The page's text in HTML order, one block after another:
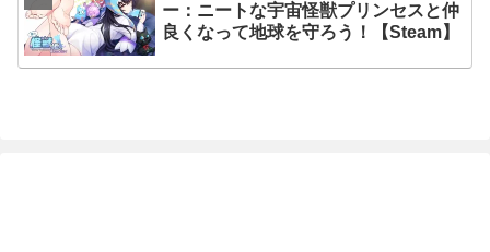
ー：ニートな宇宙怪獣プリンセスと仲
良くなって地球を守ろう！【Steam】